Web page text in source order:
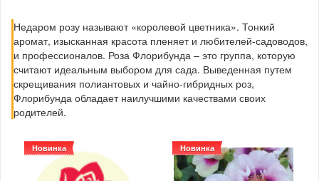
Недаром розу называют «королевой цветника». Тонкий
аромат, изысканная красота пленяет и любителей-садоводов,
и профессионалов. Роза Флорибунда – это группа, которую
считают идеальным выбором для сада. Выведенная путем
скрещивания полиантовых и чайно-гибридных роз,
Флорибунда обладает наилучшими качествами своих
родителей.
Новинка Новинка